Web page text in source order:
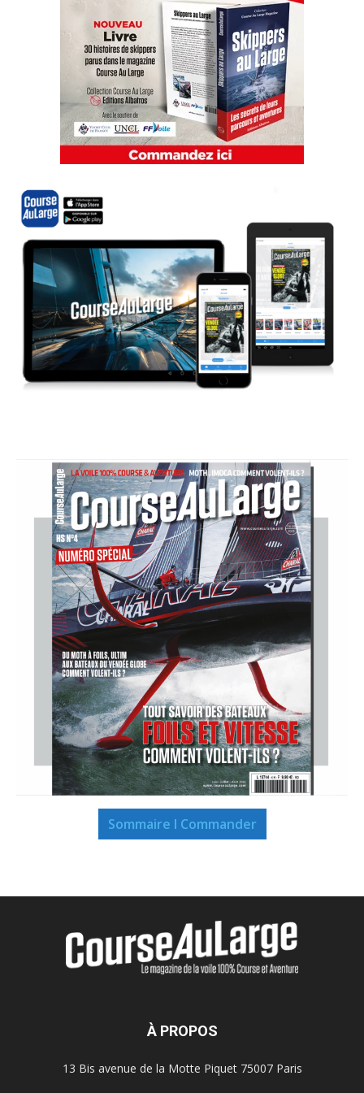
Sommaire I Commander
À PROPOS
13 Bis avenue de la Motte Piquet 75007 Paris